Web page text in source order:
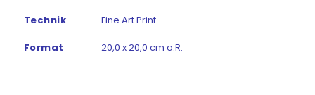
Technik Fine Art Print
Format 20,0 x 20,0 cm o.R.